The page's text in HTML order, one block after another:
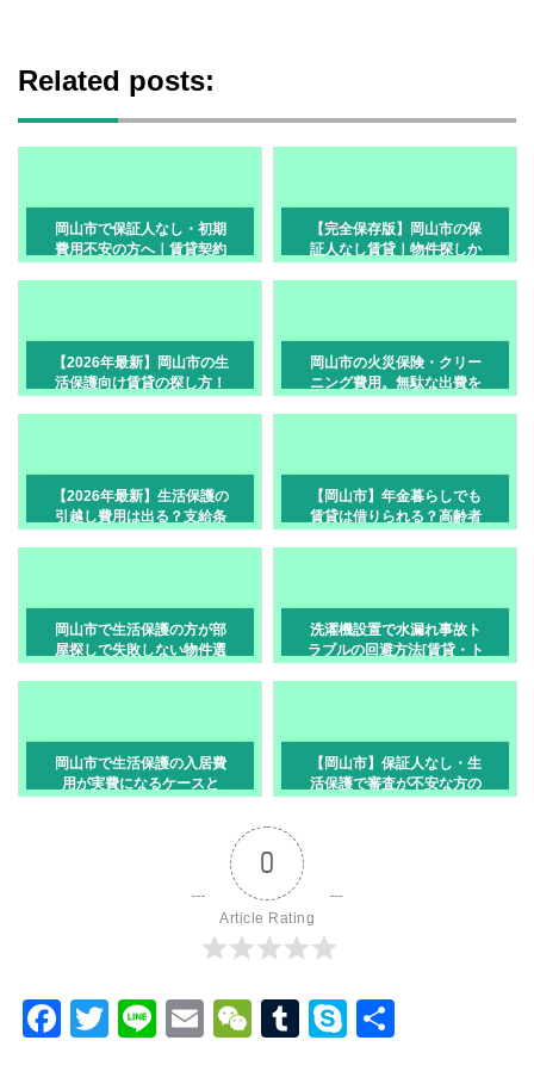
Related posts:
岡山市で保証人なし・初期
費用不安の方へ｜賃貸契約
【完全保存版】岡山市の保
証人なし賃貸｜物件探しか
【2026年最新】岡山市の生
活保護向け賃貸の探し方！
岡山市の火災保険・クリー
ニング費用。無駄な出費を
【2026年最新】生活保護の
引越し費用は出る？支給条
【岡山市】年金暮らしでも
賃貸は借りられる？高齢者
岡山市で生活保護の方が部
屋探しで失敗しない物件選
洗濯機設置で水漏れ事故ト
ラブルの回避方法[賃貸・ト
岡山市で生活保護の入居費
用が実費になるケースと
【岡山市】保証人なし・生
活保護で審査が不安な方の
0
Article Rating
F
T
Li
E
W
T
S